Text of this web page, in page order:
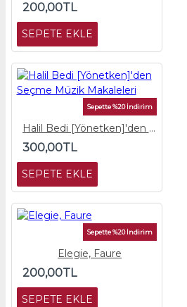
200,00TL
SEPETE EKLE
Sepette %20 İndirim
Halil Bedi [Yönetken]'den Seçme Müzik Makaleleri
300,00TL
SEPETE EKLE
Sepette %20 İndirim
Elegie, Faure
200,00TL
SEPETE EKLE